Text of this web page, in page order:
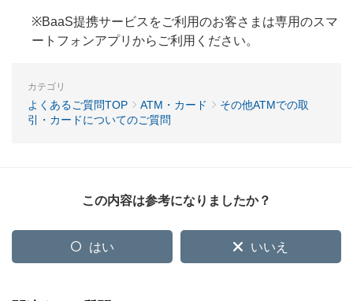
※BaaS提携サービスをご利用のお客さまは専用のスマ
ートフォンアプリからご利用ください。
カテゴリ
よくあるご質問TOP ATM・カード
その他ATMでの取
引・カードについてのご質問
この内容は参考になりましたか？
はい いいえ